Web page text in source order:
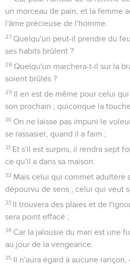
un morceau de pain, et la femme
l'âme précieuse de l'homme.
27 Quelqu'un peut-il prendre du
ses habits brûlent ?
28 Quelqu'un marchera-t-il sur la
soient brûlés ?
29 Il en est de même pour celui
son prochain ; quiconque la
30 On ne laisse pas impuni le
se rassasier, quand il a faim ;
31 Et s'il est surpris, il rendra sept
ce qu'il a dans sa maison.
32 Mais celui qui commet adultère
dépourvu de sens ; celui qui veut
33 Il trouvera des plaies et de
sera point effacé ;
34 Car la jalousie du mari est une
au jour de la vengeance.
35 Il n'aura égard à aucune